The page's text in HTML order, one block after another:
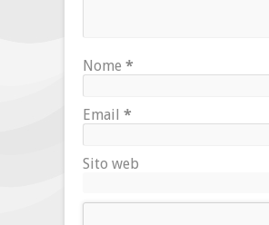
Nome *
Email *
Sito web